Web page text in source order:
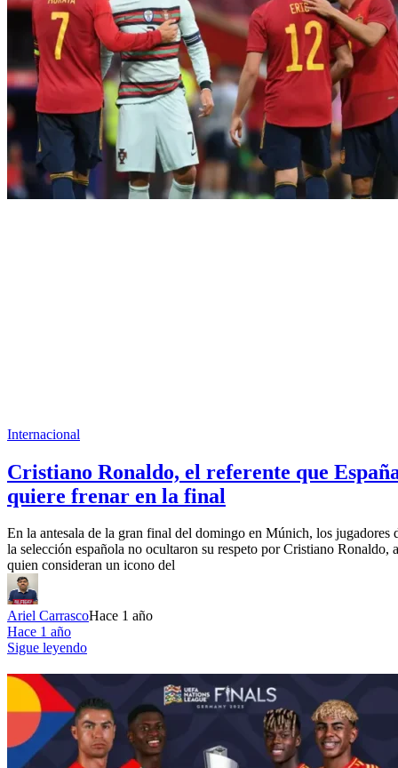
Internacional
Cristiano Ronaldo, el referente que
quiere frenar en la final
En la antesala de la gran final del domingo en Múnich, los jugadores
la selección española no ocultaron su respeto por Cristiano Ronaldo, a
quien consideran un icono del
Ariel CarrascoHace 1 año
Hace 1 año
Sigue leyendo